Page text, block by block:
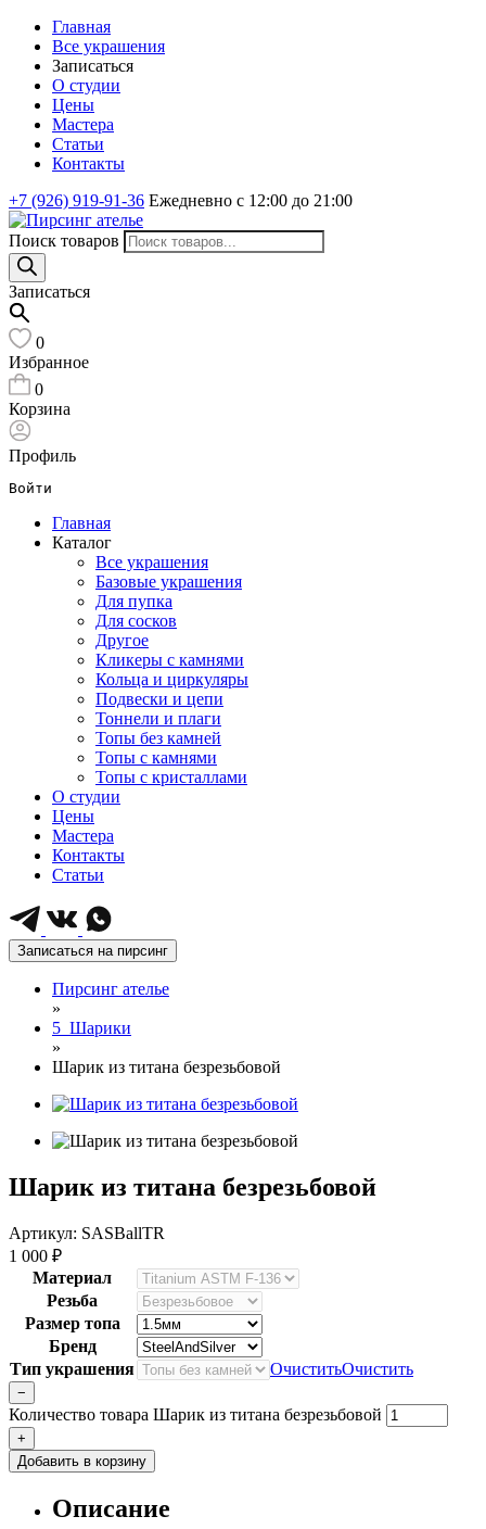
Главная
Все украшения
Записаться
О студии
Цены
Мастера
Статьи
Контакты
+7 (926) 919-91-36 Ежедневно с 12:00 до 21:00
Поиск товаров
Записаться
0
Избранное
0
Корзина
Профиль
Войти
Главная
Каталог
Все украшения
Базовые украшения
Для пупка
Для сосков
Другое
Кликеры с камнями
Кольца и циркуляры
Подвески и цепи
Тоннели и плаги
Топы без камней
Топы с камнями
Топы с кристаллами
О студии
Цены
Мастера
Контакты
Статьи
Записаться на пирсинг
Пирсинг ателье
»
5_Шарики
»
Шарик из титана безрезьбовой
Шарик из титана безрезьбовой
Артикул: SASBallTR
1 000 ₽
Материал
Резьба
Размер топа
Бренд
Тип украшения
ОчиститьОчистить
−
Количество товара Шарик из титана безрезьбовой
+
Добавить в корзину
Описание